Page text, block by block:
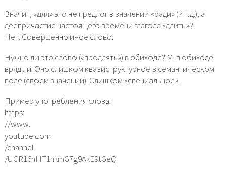
Значит, «для» это не предлог в значении «ради» (и т.д.), а
деепричастие настоящего времени глагола «длить»?
Нет. Совершенно иное слово.
Нужно ли это слово («продлять») в обиходе? М. в обиходе
вряд ли. Оно слишком квазиструктурное в семантическом
поле (своем значении). Слишком «специальное».
Пример употребления слова:
https:
//www.
youtube.com
/channel
/UCR16nHT1nkmG7g9AkE9tGeQ